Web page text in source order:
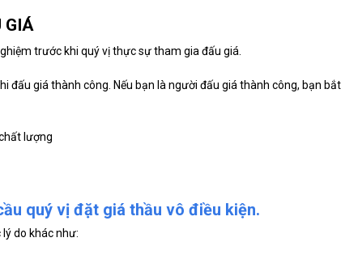
GIÁ
trước khi quý vị thực sự tham gia đấu giá.
đấu giá thành công. Nếu bạn là người đấu giá thành công, bạn
lượng
quý vị đặt giá thầu vô điều kiện.
do khác như: